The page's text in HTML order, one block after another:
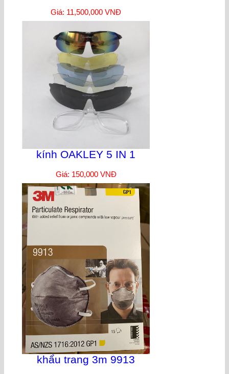
Giá: 11,500,000 VNĐ
kính OAKLEY 5 IN 1
Giá: 150,000 VNĐ
khẩu trang 3m 9913